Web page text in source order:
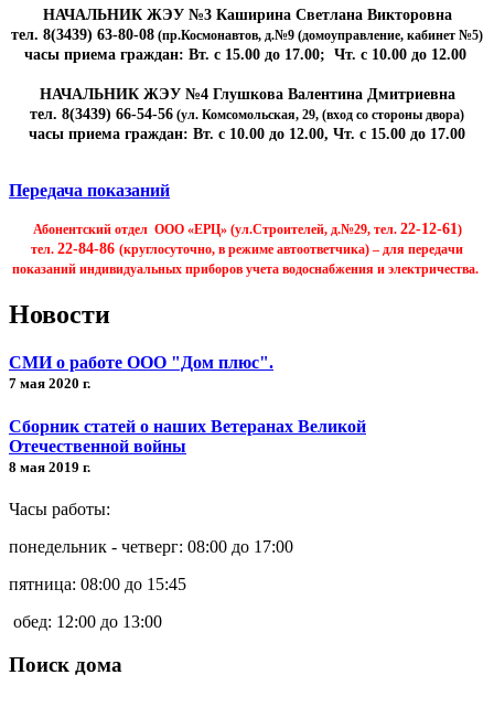
НАЧАЛЬНИК ЖЭУ №3 Каширина Светлана Викторовна
тел. 8(3439) 63-80-08 (пр.Космонавтов, д.№9 (домоуправление, кабинет №5)
часы приема граждан: Вт. с 15.00 до 17.00; Чт. с 10.00 до 12.00
НАЧАЛЬНИК ЖЭУ №4 Глушкова Валентина Дмитриевна
тел. 8(3439) 66-54-56 (ул. Комсомольская, 29, (вход со стороны двора)
часы приема граждан: Вт. с 10.00 до 12.00, Чт. с 15.00 до 17.00
Передача показаний
Абонентский отдел ООО «ЕРЦ» (ул.Строителей, д.№29, тел. 22-12-61)
тел. 22-84-86 (круглосуточно, в режиме автоответчика) – для передачи
показаний индивидуальных приборов учета водоснабжения и электричества.
Новости
СМИ о работе ООО "Дом плюс".
7 мая 2020 г.
Сборник статей о наших Ветеранах Великой
Отечественной войны
8 мая 2019 г.
Часы работы:
понедельник - четверг: 08:00 до 17:00
пятница: 08:00 до 15:45
обед: 12:00 до 13:00
Поиск дома